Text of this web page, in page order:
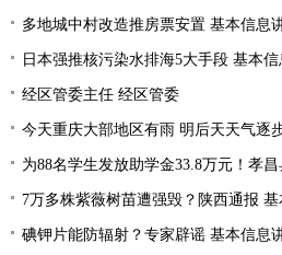
多地城中村改造推房票安置 基本信息
日本强推核污染水排海5大手段 基本
经区管委主任 经区管委
今天重庆大部地区有雨 明后天天气逐
为88名学生发放助学金33.8万元！孝昌县总
7万多株紫薇树苗遭强毁？陕西通报
碘钾片能防辐射？专家辟谣 基本信息